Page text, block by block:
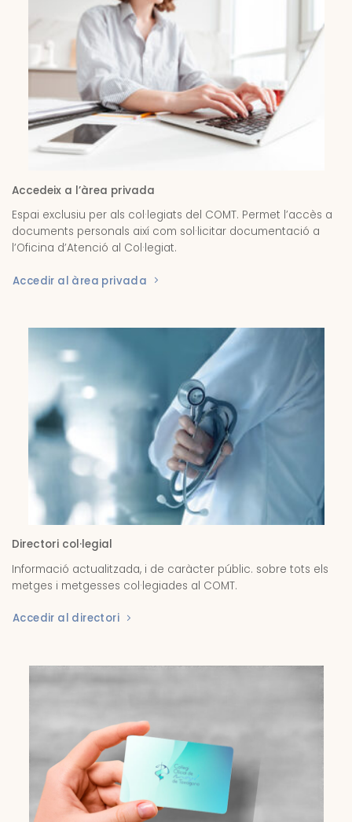
Accedeix a l’àrea privada
Espai exclusiu per als col·legiats del COMT. Permet l’accès a
documents personals així com sol·licitar documentació a
l’Oficina d’Atenció al Col·legiat.
Accedir al àrea privada
Directori col·legial
Informació actualitzada, i de caràcter públic. sobre tots els
metges i metgesses col·legiades al COMT.
Accedir al directori